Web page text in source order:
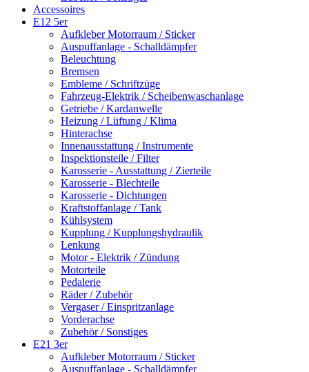
Accessoires
E12 5er
Aufkleber Motorraum / Sticker
Auspuffanlage - Schalldämpfer
Beleuchtung
Bremsen
Embleme / Schriftzüge
Fahrzeug-Elektrik / Scheibenwaschanlage
Getriebe / Kardanwelle
Heizung / Lüftung / Klima
Hinterachse
Innenausstattung / Instrumente
Inspektionsteile / Filter
Karosserie - Ausstattung / Zierteile
Karosserie - Blechteile
Karosserie - Dichtungen
Kraftstoffanlage / Tank
Kühlsystem
Kupplung / Kupplungshydraulik
Lenkung
Motor - Elektrik / Zündung
Motorteile
Pedalerie
Räder / Zubehör
Vergaser / Einspritzanlage
Vorderachse
Zubehör / Sonstiges
E21 3er
Aufkleber Motorraum / Sticker
Auspuffanlage - Schalldämpfer